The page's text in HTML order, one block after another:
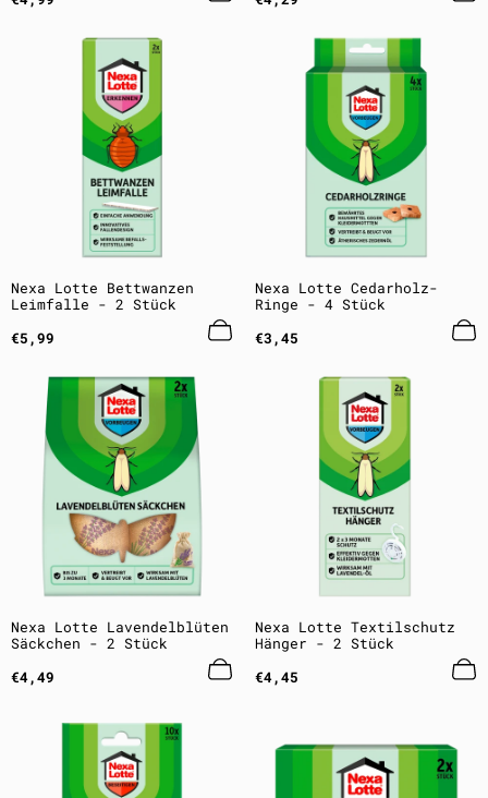
Preis
Preis
Nexa Lotte Bettwanzen
Leimfalle - 2 Stück
Regulärer
Preis
€5,99
Nexa Lotte Cedarholz-
Ringe - 4 Stück
Regulärer
Preis
€3,45
Nexa Lotte Lavendelblüten
Säckchen - 2 Stück
Regulärer
Preis
€4,49
Nexa Lotte Textilschutz
Hänger - 2 Stück
Regulärer
Preis
€4,45